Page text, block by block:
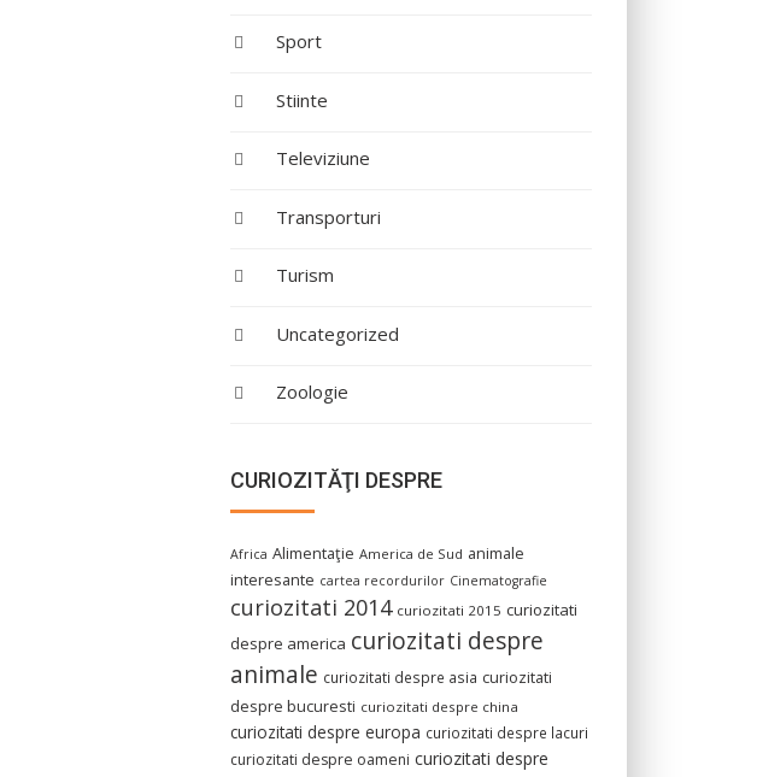
Sport
Stiinte
Televiziune
Transporturi
Turism
Uncategorized
Zoologie
CURIOZITĂŢI DESPRE
Africa Alimentaţie America de Sud animale
interesante cartea recordurilor Cinematografie
curiozitati 2014 curiozitati 2015 curiozitati
despre america curiozitati despre
animale curiozitati despre asia curiozitati
despre bucuresti curiozitati despre china
curiozitati despre europa curiozitati despre lacuri
curiozitati despre oameni curiozitati despre